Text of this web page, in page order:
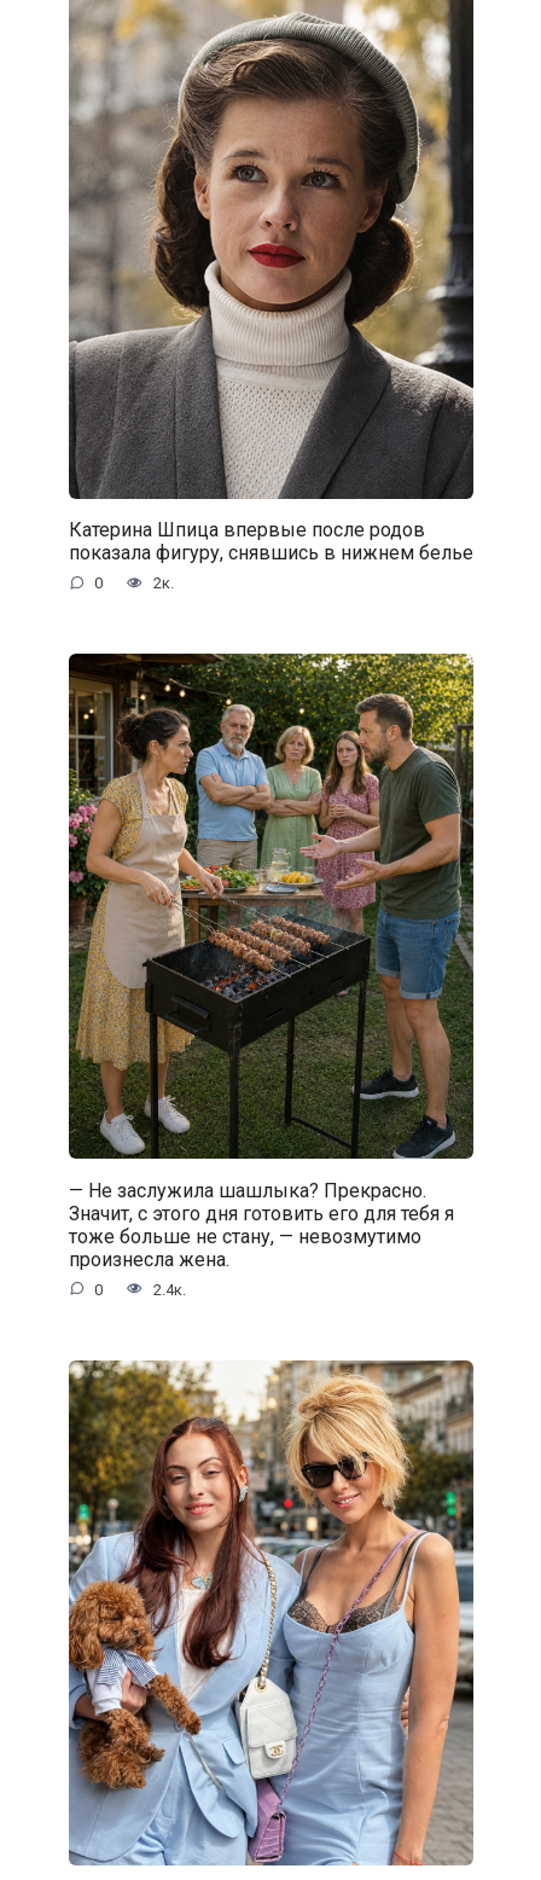
Катерина Шпица впервые после родов
показала фигуру, снявшись в нижнем белье
0 2к.
— Не заслужила шашлыка? Прекрасно.
Значит, с этого дня готовить его для тебя я
тоже больше не стану, — невозмутимо
произнесла жена.
0 2.4к.